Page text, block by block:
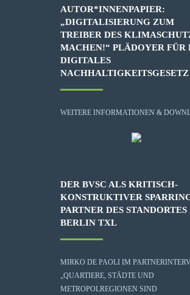
AUTOR*INNENPAPIER:
„DIGITALISIERUNG ZUM
TREIBER DES
MACHEN!“ PLÄDOYER FÜR
DIGITALES
NACHHALTIGKEITSGESETZ
WEITERE INFORMATIONEN &
DER BVSC ALS KRITISCH-
KONSTRUKTIVER
PARTNER DES STANDORTES
BERLIN TXL
MIRKO DE PAOLI IM
„QUARTIERE, STÄDTE UND
METROPOLREGIONEN SIND